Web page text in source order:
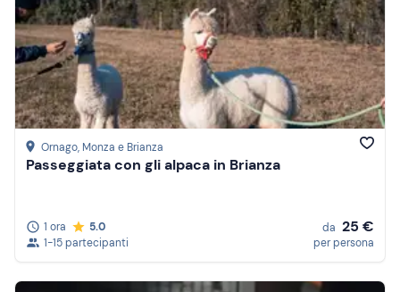
Ornago, Monza e Brianza
Passeggiata con gli alpaca in Brianza
1 ora
5.0
1-15 partecipanti
da 25 €
per persona